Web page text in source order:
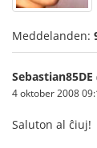
Meddelanden:
Sebastian85DE
4 oktober 2008
Saluton al ĉiuj!